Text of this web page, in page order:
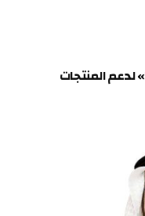
«تعاونية الاتحاد»: شراكة مع «NRTC» لدعم المنتجات